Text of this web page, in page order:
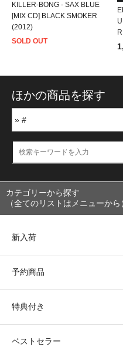
KILLER-BONG - SAX BLUE
[MIX CD] BLACK SMOKER
(2012)
SOLD OUT
ほかの商品を探す
カテゴリーから探す
（全てのリストはメニューから
新入荷
予約商品
特典付き
ベストセラー